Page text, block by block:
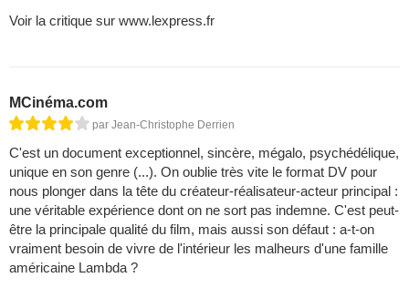
Voir la critique sur www.lexpress.fr
MCinéma.com
par Jean-Christophe Derrien
C'est un document exceptionnel, sincère, mégalo, psychédélique,
unique en son genre (...). On oublie très vite le format DV pour
nous plonger dans la tête du créateur-réalisateur-acteur principal :
une véritable expérience dont on ne sort pas indemne. C'est peut-
être la principale qualité du film, mais aussi son défaut : a-t-on
vraiment besoin de vivre de l'intérieur les malheurs d'une famille
américaine Lambda ?